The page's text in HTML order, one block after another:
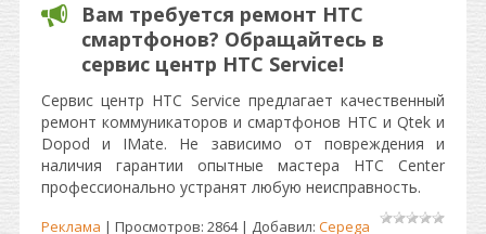
Вам требуется ремонт HTC
смартфонов? Обращайтесь в
сервис центр HTC Service!
Сервис центр HTC Service предлагает качественный
ремонт коммуникаторов и смартфонов HTC и Qtek и
Dopod и IMate. Не зависимо от повреждения и
наличия гарантии опытные мастера HTC Center
профессионально устранят любую неисправность.
Реклама | Просмотров: 2864 | Добавил: Cepega